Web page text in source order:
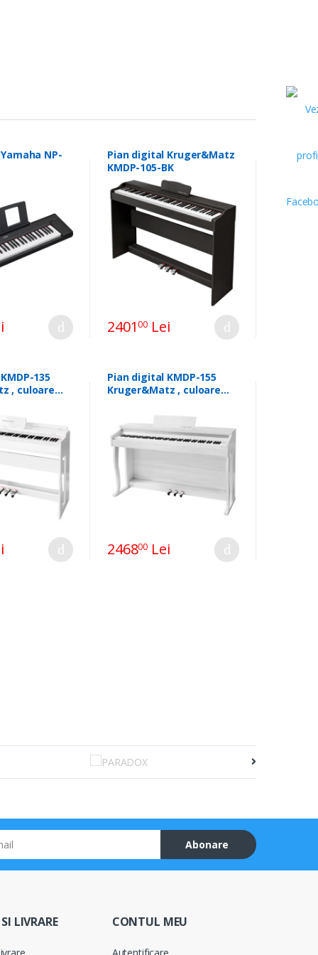
NP-
Pian digital Kruger&Matz
KMDP-105-BK
2401 00 Lei
135
, culoare
Pian digital KMDP-155
Kruger&Matz , culoare
246800 Lei
Abonare
LIVRARE CONTUL MEU